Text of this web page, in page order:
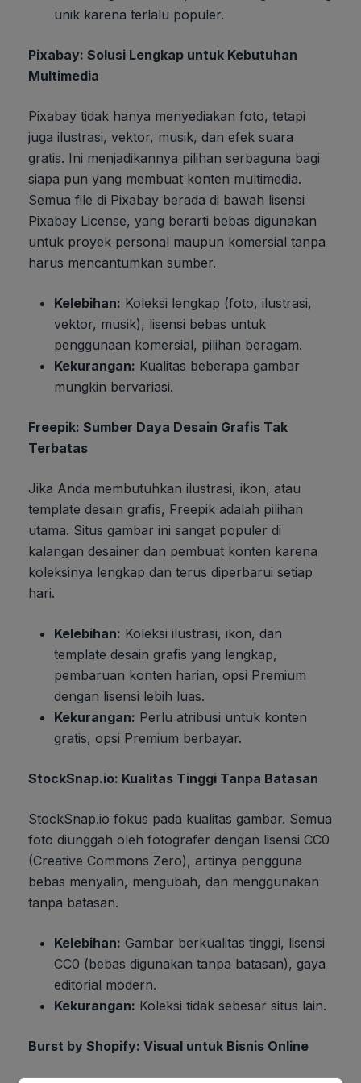
unik karena terlalu populer.
Pixabay: Solusi Lengkap untuk Kebutuhan
Multimedia
Pixabay tidak hanya menyediakan foto, tetapi
juga ilustrasi, vektor, musik, dan efek suara
gratis. Ini menjadikannya pilihan serbaguna bagi
siapa pun yang membuat konten multimedia.
Semua file di Pixabay berada di bawah lisensi
Pixabay License, yang berarti bebas digunakan
untuk proyek personal maupun komersial tanpa
harus mencantumkan sumber.
Kelebihan: Koleksi lengkap (foto, ilustrasi,
vektor, musik), lisensi bebas untuk
penggunaan komersial, pilihan beragam.
Kekurangan: Kualitas beberapa gambar
mungkin bervariasi.
Freepik: Sumber Daya Desain Grafis Tak
Terbatas
Jika Anda membutuhkan ilustrasi, ikon, atau
template desain grafis, Freepik adalah pilihan
utama. Situs gambar ini sangat populer di
kalangan desainer dan pembuat konten karena
koleksinya lengkap dan terus diperbarui setiap
hari.
Kelebihan: Koleksi ilustrasi, ikon, dan
template desain grafis yang lengkap,
pembaruan konten harian, opsi Premium
dengan lisensi lebih luas.
Kekurangan: Perlu atribusi untuk konten
gratis, opsi Premium berbayar.
StockSnap.io: Kualitas Tinggi Tanpa Batasan
StockSnap.io fokus pada kualitas gambar. Semua
foto diunggah oleh fotografer dengan lisensi CC0
(Creative Commons Zero), artinya pengguna
bebas menyalin, mengubah, dan menggunakan
tanpa batasan.
Kelebihan: Gambar berkualitas tinggi, lisensi
CC0 (bebas digunakan tanpa batasan), gaya
editorial modern.
Kekurangan: Koleksi tidak sebesar situs lain.
Burst by Shopify: Visual untuk Bisnis Online